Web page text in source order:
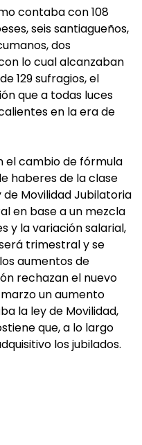
contaba con 108
seis santiagueños,
dos
lo cual alcanzaban
129 sufragios, el
que a todas luces
en la era de
el cambio de fórmula
haberes de la clase
Movilidad Jubilatoria
en base a un mezcla
y la variación salarial,
trimestral y se
aumentos de
rechazan el nuevo
un aumento
la ley de Movilidad,
que, a lo largo
los jubilados.